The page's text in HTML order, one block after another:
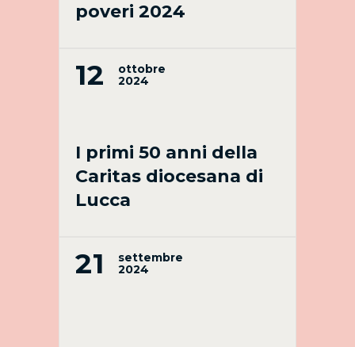
poveri 2024
12
ottobre
2024
I primi 50 anni della
Caritas diocesana di
Lucca
21
settembre
2024